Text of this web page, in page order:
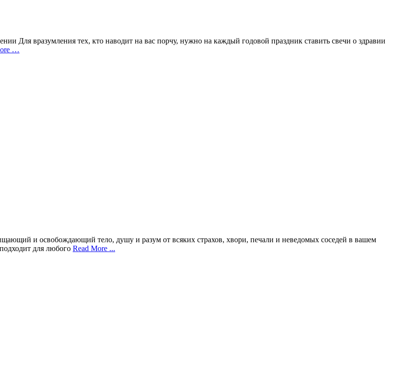
Для вразумления тех, кто наводит на вас порчу, нужно на каждый годовой праздник ставить свечи о здравии
…
и освобождающий тело, душу и разум от всяких страхов, хвори, печали и неведомых соседей в вашем
для любого Read More ...